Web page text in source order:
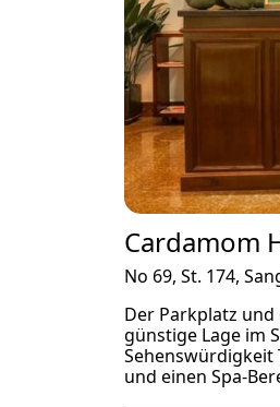
Cardamom
No 69, St. 174,
Der Parkplatz
günstige Lage im
Sehenswürdigkeit
und einen Spa-